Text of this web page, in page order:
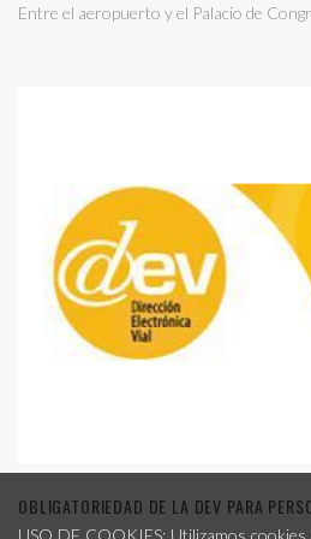
Entre el aeropuerto y el Palacio de
OBLIGATORIEDAD DE LA DEV PARA
USO DE COOKIES: Utilizamos